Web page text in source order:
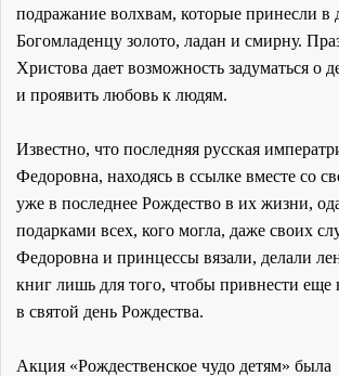
подражание волхвам, которые принесли в
Богомладенцу золото, ладан и смирну.
Христова дает возможность задуматься о
и проявить любовь к людям.
Известно, что последняя русская
Федоровна, находясь в ссылке вместе со
уже в последнее Рождество в их жизни,
подарками всех, кого могла, даже своих
Федоровна и принцессы вязали, делали
книг лишь для того, чтобы привнести еще
в святой день Рождества.
Акция «Рождественское чудо детям» была